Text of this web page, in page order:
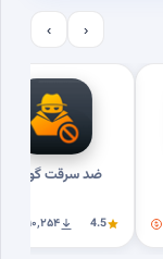
‹
›
ضد سرقت گوشی
4.5 ۳۱۰٬۲۵۴